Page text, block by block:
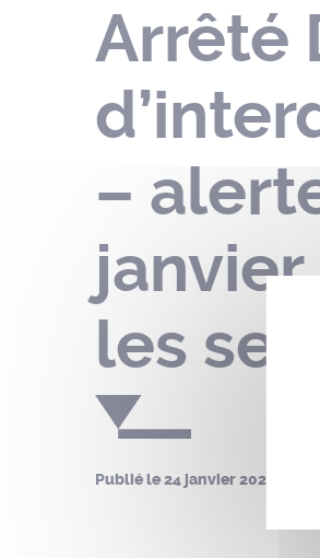
Arrêté
–
janvier
les
Publié le24 janvier 2025